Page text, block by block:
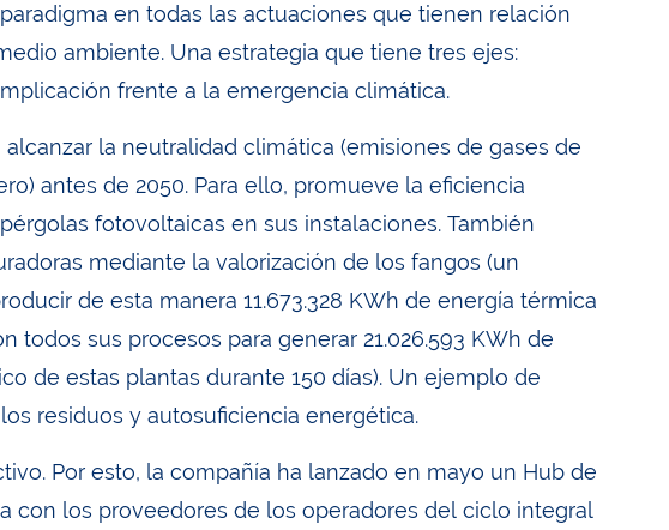
en todas las actuaciones que tienen relación
ambiente. Una estrategia que tiene tres ejes:
frente a la emergencia climática.
la neutralidad climática (emisiones de gases de
antes de 2050. Para ello, promueve la eficiencia
fotovoltaicas en sus instalaciones. También
mediante la valorización de los fangos (un
de esta manera 11.673.328 KWh de energía térmica
todos sus procesos para generar 21.026.593 KWh de
de estas plantas durante 150 días). Un ejemplo de
residuos y autosuficiencia energética.
Por esto, la compañía ha lanzado en mayo un Hub de
con los proveedores de los operadores del ciclo integral